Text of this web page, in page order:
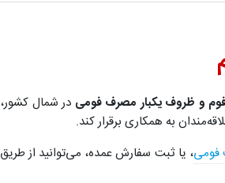
فوم و ظروف یکبار مصرف فومی در شمال کشور،
به همکاری برقرار کند.
فومی، یا ثبت سفارش عمده، می‌توانید از طریق